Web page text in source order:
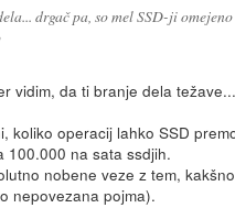
drgač pa, so mel SSD-ji
vidim, da ti branje dela težave...
koliko operacij lahko SSD
100.000 na sata ssdjih.
nobene veze z tem,
nepovezana pojma).